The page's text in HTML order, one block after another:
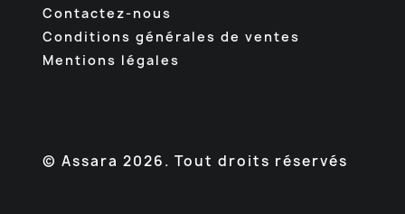
Contactez-nous
Conditions générales de ventes
Mentions légales
© Assara 2026. Tout droits réservés